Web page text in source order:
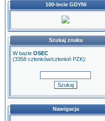
100-lecie GDYNI
Szukaj znaku
W bazie OSEC
(3358 członków/członkiń PZK):
Nawigacja